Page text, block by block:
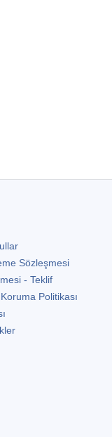
Sözleşmesi
- Teklif
Politikası